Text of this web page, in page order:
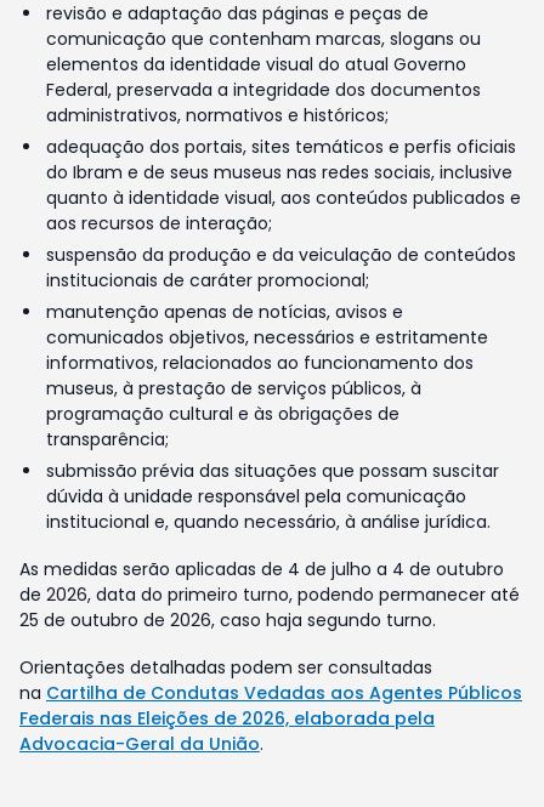
revisão e adaptação das páginas e peças de
comunicação que contenham marcas, slogans ou
elementos da identidade visual do atual Governo
Federal, preservada a integridade dos documentos
administrativos, normativos e históricos;
adequação dos portais, sites temáticos e perfis oficiais
do Ibram e de seus museus nas redes sociais, inclusive
quanto à identidade visual, aos conteúdos publicados e
aos recursos de interação;
suspensão da produção e da veiculação de conteúdos
institucionais de caráter promocional;
manutenção apenas de notícias, avisos e
comunicados objetivos, necessários e estritamente
informativos, relacionados ao funcionamento dos
museus, à prestação de serviços públicos, à
programação cultural e às obrigações de
transparência;
submissão prévia das situações que possam suscitar
dúvida à unidade responsável pela comunicação
institucional e, quando necessário, à análise jurídica.
As medidas serão aplicadas de 4 de julho a 4 de outubro
de 2026, data do primeiro turno, podendo permanecer até
25 de outubro de 2026, caso haja segundo turno.
Orientações detalhadas podem ser consultadas
na Cartilha de Condutas Vedadas aos Agentes Públicos
Federais nas Eleições de 2026, elaborada pela
Advocacia-Geral da União.